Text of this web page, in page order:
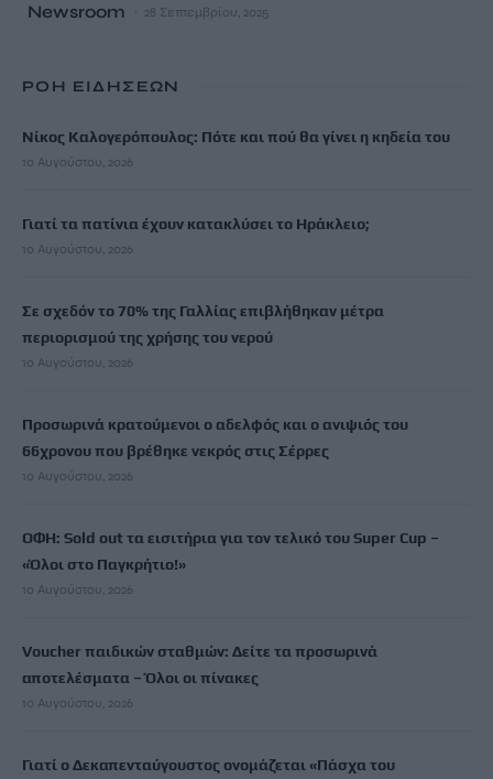
Newsroom 28 Σεπτεμβρίου, 2025
ΡΟΗ ΕΙΔΗΣΕΩΝ
Νίκος Καλογερόπουλος: Πότε και πού θα γίνει η κηδεία του
10 Αυγούστου, 2026
Γιατί τα πατίνια έχουν κατακλύσει το Ηράκλειο;
10 Αυγούστου, 2026
Σε σχεδόν το 70% της Γαλλίας επιβλήθηκαν μέτρα
περιορισμού της χρήσης του νερού
10 Αυγούστου, 2026
Προσωρινά κρατούμενοι ο αδελφός και ο ανιψιός του
66χρονου που βρέθηκε νεκρός στις Σέρρες
10 Αυγούστου, 2026
ΟΦΗ: Sold out τα εισιτήρια για τον τελικό του Super Cup –
«Όλοι στο Παγκρήτιο!»
10 Αυγούστου, 2026
Voucher παιδικών σταθμών: Δείτε τα προσωρινά
αποτελέσματα – Όλοι οι πίνακες
10 Αυγούστου, 2026
Γιατί ο Δεκαπενταύγουστος ονομάζεται «Πάσχα του